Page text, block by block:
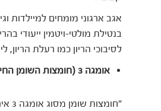
אגב ארגוני מומחים למיילדות
בנטילת מולטי-ויטמין ייעודי
לסיבוכי הריון כמו רעלת
אומגה 3 (חומצות השומן החיוניות באמת)